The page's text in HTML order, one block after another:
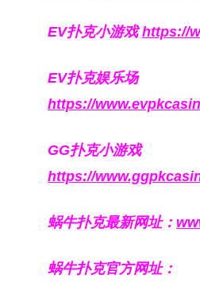
EV扑克小游戏https://
EV扑克娱乐场
https://
GG扑克小游戏
https://
蜗牛扑克最新网址：
蜗牛扑克官方网址：